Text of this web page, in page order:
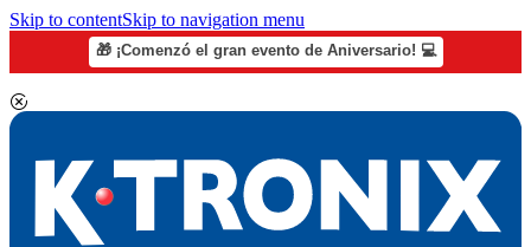
Skip to contentSkip to navigation menu
🎁 ¡Comenzó el gran evento de Aniversario! 💻